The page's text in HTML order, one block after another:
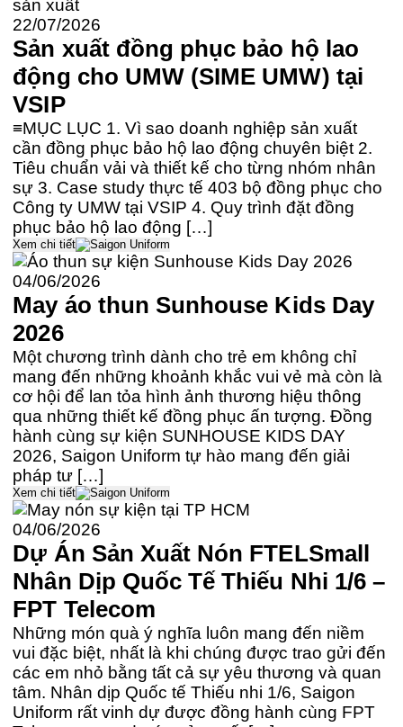
22/07/2026
Sản xuất đồng phục bảo hộ lao
động cho UMW (SIME UMW) tại
VSIP
≡MỤC LỤC 1. Vì sao doanh nghiệp sản xuất
cần đồng phục bảo hộ lao động chuyên biệt 2.
Tiêu chuẩn vải và thiết kế cho từng nhóm nhân
sự 3. Case study thực tế 403 bộ đồng phục cho
Công ty UMW tại VSIP 4. Quy trình đặt đồng
phục bảo hộ lao động […]
Xem chi tiết
04/06/2026
May áo thun Sunhouse Kids Day
2026
Một chương trình dành cho trẻ em không chỉ
mang đến những khoảnh khắc vui vẻ mà còn là
cơ hội để lan tỏa hình ảnh thương hiệu thông
qua những thiết kế đồng phục ấn tượng. Đồng
hành cùng sự kiện SUNHOUSE KIDS DAY
2026, Saigon Uniform tự hào mang đến giải
pháp tư […]
Xem chi tiết
04/06/2026
Dự Án Sản Xuất Nón FTELSmall
Nhân Dịp Quốc Tế Thiếu Nhi 1/6 –
FPT Telecom
Những món quà ý nghĩa luôn mang đến niềm
vui đặc biệt, nhất là khi chúng được trao gửi đến
các em nhỏ bằng tất cả sự yêu thương và quan
tâm. Nhân dịp Quốc tế Thiếu nhi 1/6, Saigon
Uniform rất vinh dự được đồng hành cùng FPT